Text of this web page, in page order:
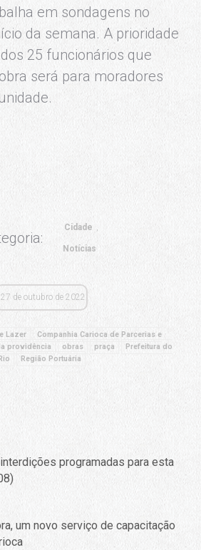
em sondagens no
da semana. A prioridade
25 funcionários que
será para moradores
Cidade
Notícias
27 de outubro de 2022
Lazer
Companhia Carioca de Parcerias e
providência obras praça
Prefeitura do
Região Portuária
programadas para esta
um novo serviço de capacitação